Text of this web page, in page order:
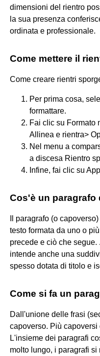
dimensioni del rientro
la sua presenza
ordinata e professionale.
Come mettere il
Come creare rientri
Per prima cosa,
formattare.
Fai clic su Formato
Allinea e rientra>
Nel menu a
a discesa Rientro
Infine, fai clic su
Cos'è un paragrafo
Il paragrafo (o
testo formata da uno o
precede e ciò che segue.
intende anche una
spesso dotata di titolo e
Come si fa un
Dall'unione delle frasi
capoverso. Più
L'insieme dei paragrafi
molto lungo, i paragrafi